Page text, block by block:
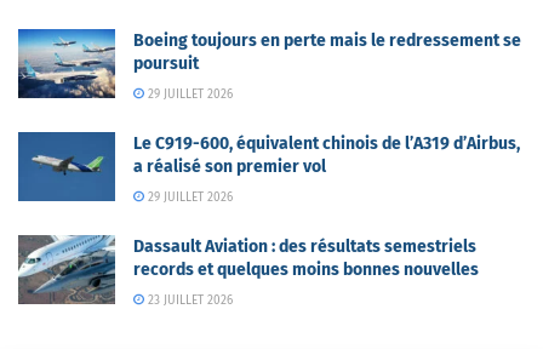
Boeing toujours en perte mais le redressement se
poursuit
29 JUILLET 2026
Le C919-600, équivalent chinois de l’A319 d’Airbus,
a réalisé son premier vol
29 JUILLET 2026
Dassault Aviation : des résultats semestriels
records et quelques moins bonnes nouvelles
23 JUILLET 2026